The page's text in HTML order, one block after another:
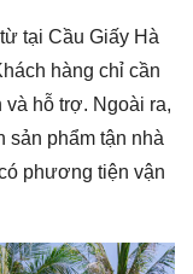
tại Cầu Giấy Hà
hàng chỉ cần
hỗ trợ. Ngoài ra,
sản phẩm tận nhà
phương tiện vận